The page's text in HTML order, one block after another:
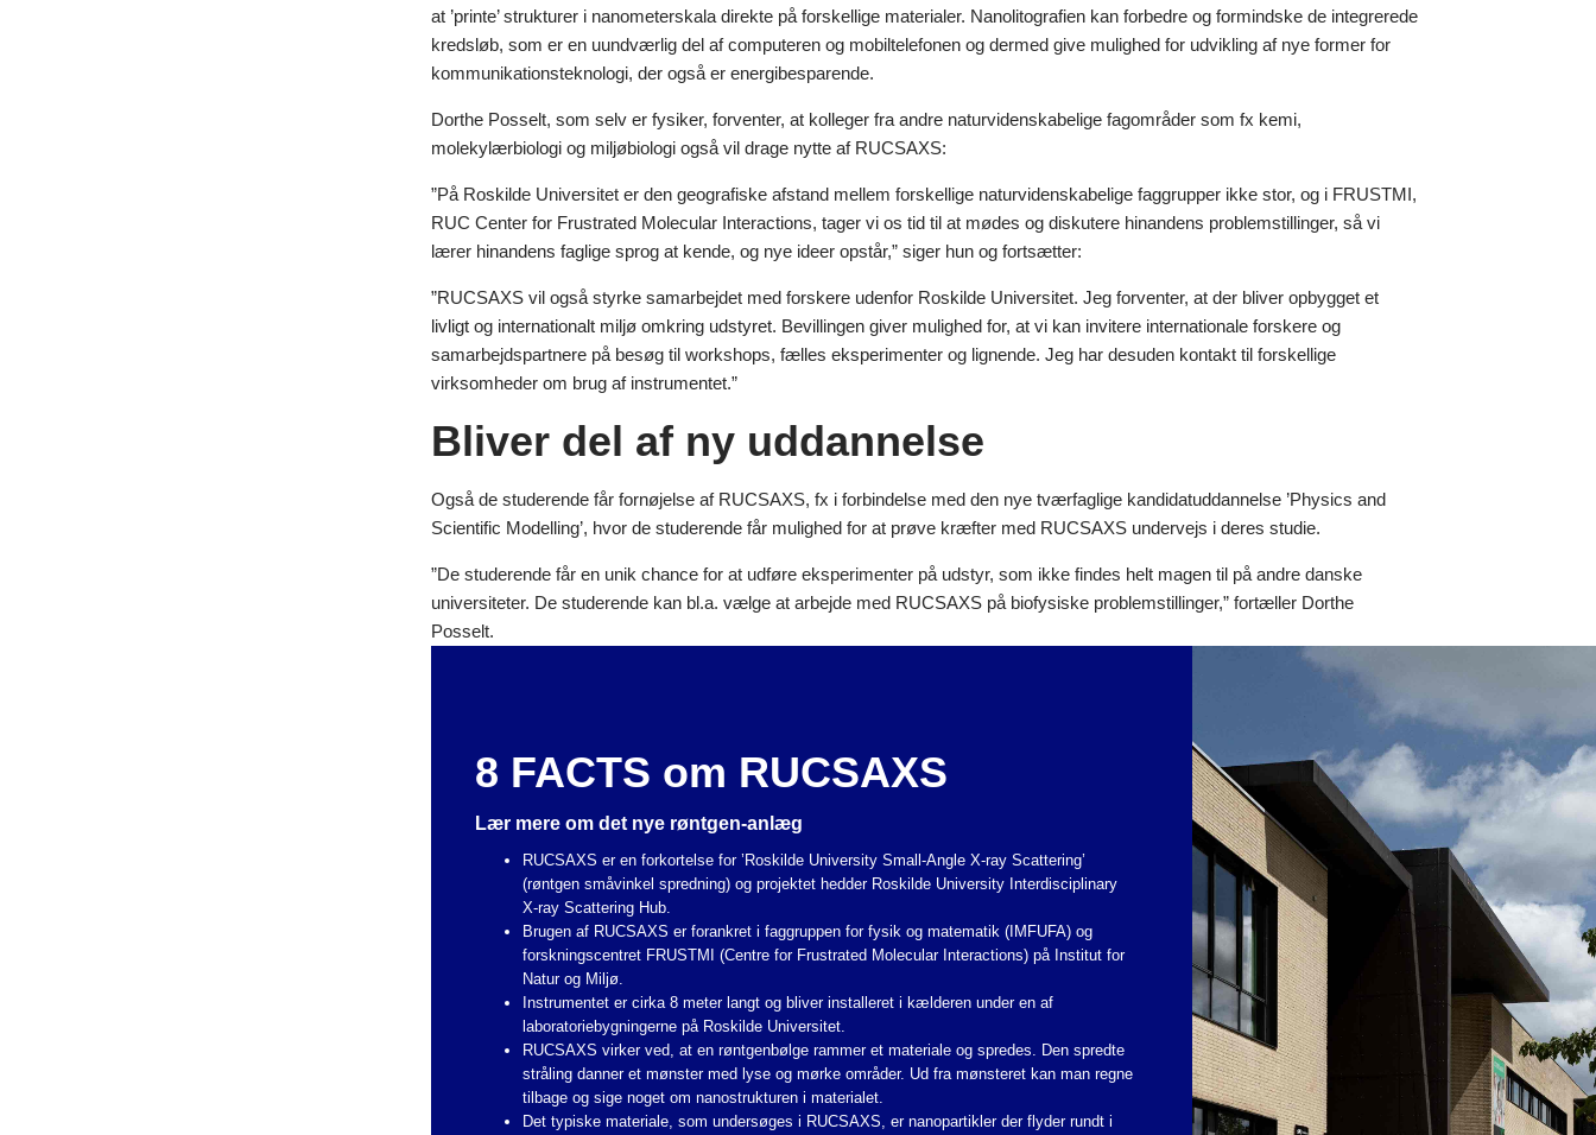
at ’printe’ strukturer i nanometerskala direkte på forskellige materialer. Nanolitografien kan forbedre og formindske de integrerede
kredsløb, som er en uundværlig del af computeren og mobiltelefonen og dermed give mulighed for udvikling af nye former for
kommunikationsteknologi, der også er energibesparende.
Dorthe Posselt, som selv er fysiker, forventer, at kolleger fra andre naturvidenskabelige fagområder som fx kemi,
molekylærbiologi og miljøbiologi også vil drage nytte af RUCSAXS:
”På Roskilde Universitet er den geografiske afstand mellem forskellige naturvidenskabelige faggrupper ikke stor, og i FRUSTMI,
RUC Center for Frustrated Molecular Interactions, tager vi os tid til at mødes og diskutere hinandens problemstillinger, så vi
lærer hinandens faglige sprog at kende, og nye ideer opstår,” siger hun og fortsætter:
”RUCSAXS vil også styrke samarbejdet med forskere udenfor Roskilde Universitet. Jeg forventer, at der bliver opbygget et
livligt og internationalt miljø omkring udstyret. Bevillingen giver mulighed for, at vi kan invitere internationale forskere og
samarbejdspartnere på besøg til workshops, fælles eksperimenter og lignende. Jeg har desuden kontakt til forskellige
virksomheder om brug af instrumentet.”
Bliver del af ny uddannelse
Også de studerende får fornøjelse af RUCSAXS, fx i forbindelse med den nye tværfaglige kandidatuddannelse ’Physics and
Scientific Modelling’, hvor de studerende får mulighed for at prøve kræfter med RUCSAXS undervejs i deres studie.
”De studerende får en unik chance for at udføre eksperimenter på udstyr, som ikke findes helt magen til på andre danske
universiteter. De studerende kan bl.a. vælge at arbejde med RUCSAXS på biofysiske problemstillinger,” fortæller Dorthe
Posselt.
8 FACTS om RUCSAXS
Lær mere om det nye røntgen-anlæg
RUCSAXS er en forkortelse for ’Roskilde University Small-Angle X-ray Scattering’
(røntgen småvinkel spredning) og projektet hedder Roskilde University Interdisciplinary
X-ray Scattering Hub.
Brugen af RUCSAXS er forankret i faggruppen for fysik og matematik (IMFUFA) og
forskningscentret FRUSTMI (Centre for Frustrated Molecular Interactions) på Institut for
Natur og Miljø.
Instrumentet er cirka 8 meter langt og bliver installeret i kælderen under en af
laboratoriebygningerne på Roskilde Universitet.
RUCSAXS virker ved, at en røntgenbølge rammer et materiale og spredes. Den spredte
stråling danner et mønster med lyse og mørke områder. Ud fra mønsteret kan man regne
tilbage og sige noget om nanostrukturen i materialet.
Det typiske materiale, som undersøges i RUCSAXS, er nanopartikler der flyder rundt i